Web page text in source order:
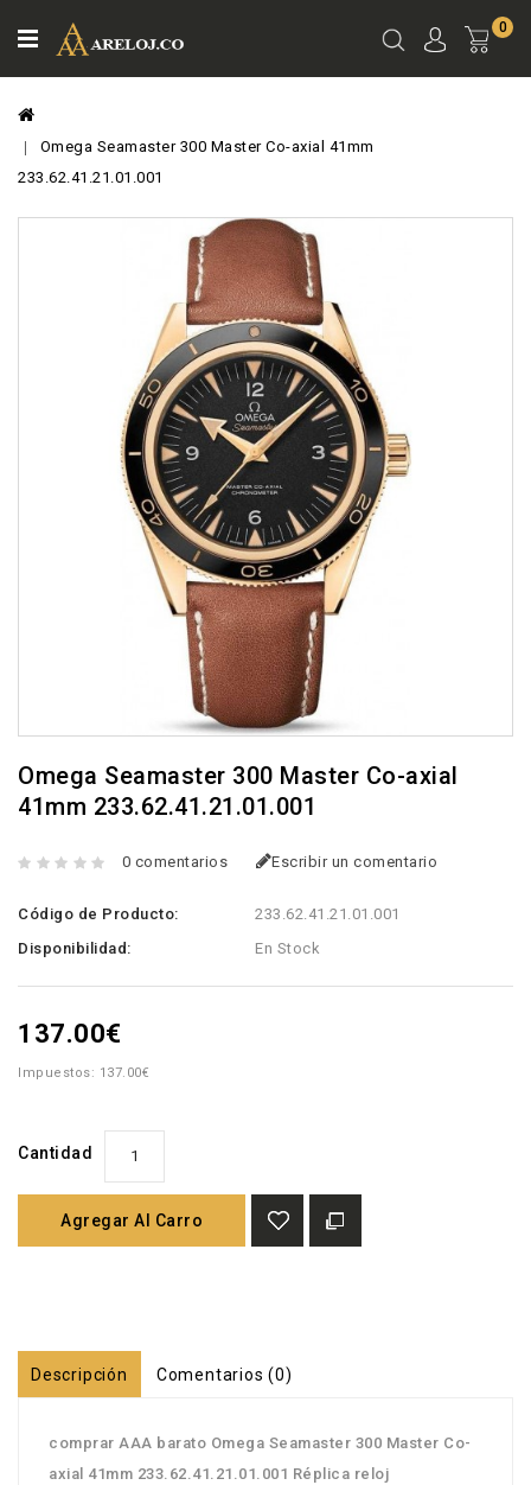
0
Omega Seamaster 300 Master Co-axial 41mm
233.62.41.21.01.001
Omega Seamaster 300 Master Co-axial
41mm 233.62.41.21.01.001
0 comentarios Escribir un comentario
Código de Producto:
233.62.41.21.01.001
Disponibilidad:
En Stock
137.00€
Impuestos: 137.00€
Cantidad
Agregar Al Carro
Descripción Comentarios (0)
comprar AAA barato Omega Seamaster 300 Master Co-
axial 41mm 233.62.41.21.01.001 Réplica reloj